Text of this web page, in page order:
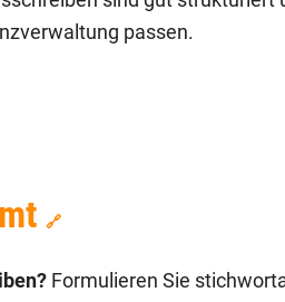
passen.
🔗
Formulieren Sie